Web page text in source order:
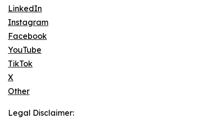
LinkedIn
Instagram
Facebook
YouTube
TikTok
X
Other
Legal Disclaimer: